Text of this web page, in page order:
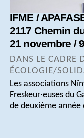
IFME /
2117 Chemin
21 novembre /
DANS LE CADRE
ÉCOLOGIE/
Les associations
Freskeur·euses du
de deuxième année